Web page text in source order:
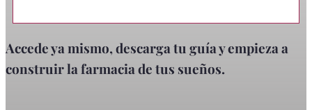
Accede ya mismo, descarga tu guía y empieza a
construir la farmacia de tus sueños.